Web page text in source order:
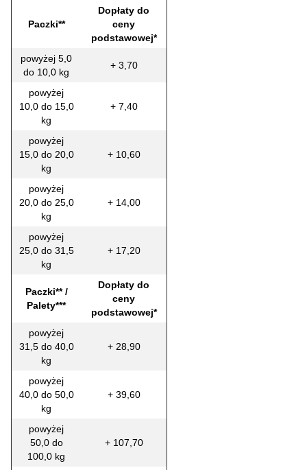
Paczki**
Dopłaty do
ceny
podstawowej*
powyżej 5,0
do 10,0 kg
+ 3,70
powyżej
10,0 do 15,0
kg
+ 7,40
powyżej
15,0 do 20,0
kg
+ 10,60
powyżej
20,0 do 25,0
kg
+ 14,00
powyżej
25,0 do 31,5
kg
+ 17,20
Paczki** /
Palety***
Dopłaty do
ceny
podstawowej*
powyżej
31,5 do 40,0
kg
+ 28,90
powyżej
40,0 do 50,0
kg
+ 39,60
powyżej
50,0 do
100,0 kg
+ 107,70